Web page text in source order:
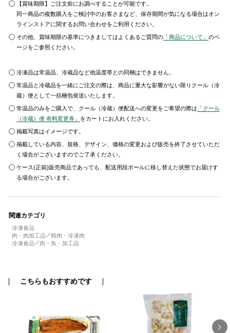
【賞味期限】ご注文前にお調べすることが可能です。
同一商品の複数購入をご検討中のお客さまなど、保存期間が気になる場合はオン
ラインストアに関するお問い合わせをご利用ください。
その他、賞味期限の基準につきましてはよくあるご質問の 「商品について」のペ
ージをご参照ください。
冷凍品は常温品、冷蔵品など他温度帯との同梱はできません。
常温品と冷蔵品を一緒にご注文の際は、商品に重大な影響がない限りクール（冷
蔵）便として一括梱包発送いたします。
常温品のみをご購入で、クール（冷蔵）便配送への変更をご希望の際は 「クール
（冷蔵）便 有料変更券」 をカートにお入れください。
掲載写真はイメージです。
掲載している内容、規格、デザイン、価格の変更および販売を終了させていただ
く場合がございますのでご了承ください。
ケース(正箱)販売商品であっても、配送用段ボールに移し替えた状態でお届けす
る場合がございます。
関連カテゴリ
冷凍食品
肉・肉加工品
精肉・冷凍肉
冷凍食品
肉・魚・加工品
こちらもおすすめです